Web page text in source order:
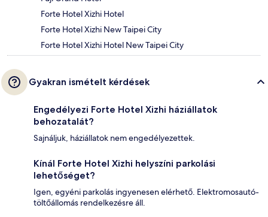
Forte Hotel Xizhi Hotel
Forte Hotel Xizhi New Taipei City
Forte Hotel Xizhi Hotel New Taipei City
Gyakran ismételt kérdések
Engedélyezi Forte Hotel Xizhi háziállatok
behozatalát?
Sajnáljuk, háziállatok nem engedélyezettek.
Kínál Forte Hotel Xizhi helyszíni parkolási
lehetőséget?
Igen, egyéni parkolás ingyenesen elérhető. Elektromosautó-
töltőállomás rendelkezésre áll.